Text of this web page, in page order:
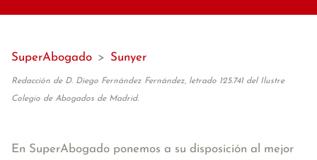
SuperAbogado > Sunyer
Redacción de D. Diego Fernández Fernández, letrado 125.741 del Ilustre
Colegio de Abogados de Madrid.
En SuperAbogado ponemos a su disposición al mejor